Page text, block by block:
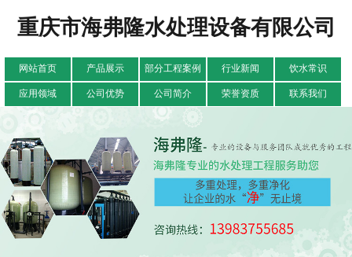
重庆市海弗隆水处理设备有限公司
网站首页 产品展示 部分工程案例 行业新闻 饮水常识
应用领域 公司优势 公司简介 荣誉资质 联系我们